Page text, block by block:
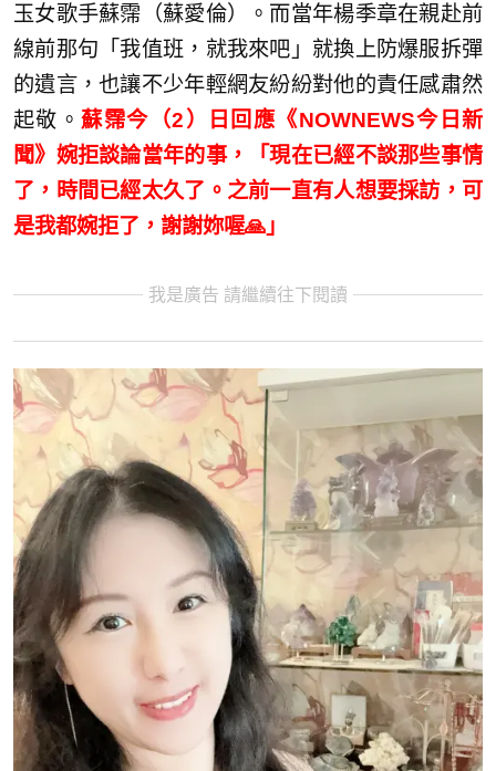
玉女歌手蘇霈（蘇愛倫）。而當年楊季章在親赴前
線前那句「我值班，就我來吧」就換上防爆服拆彈
的遺言，也讓不少年輕網友紛紛對他的責任感肅然
起敬。蘇霈今（2）日回應《NOWNEWS今日新
聞》婉拒談論當年的事，「現在已經不談那些事情
了，時間已經太久了。之前一直有人想要採訪，可
是我都婉拒了，謝謝妳喔🙏」
我是廣告 請繼續往下閱讀